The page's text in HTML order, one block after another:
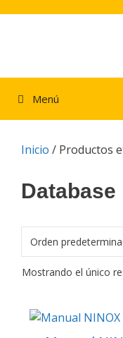
Menú
Inicio / Productos
Database
Mostrando el único